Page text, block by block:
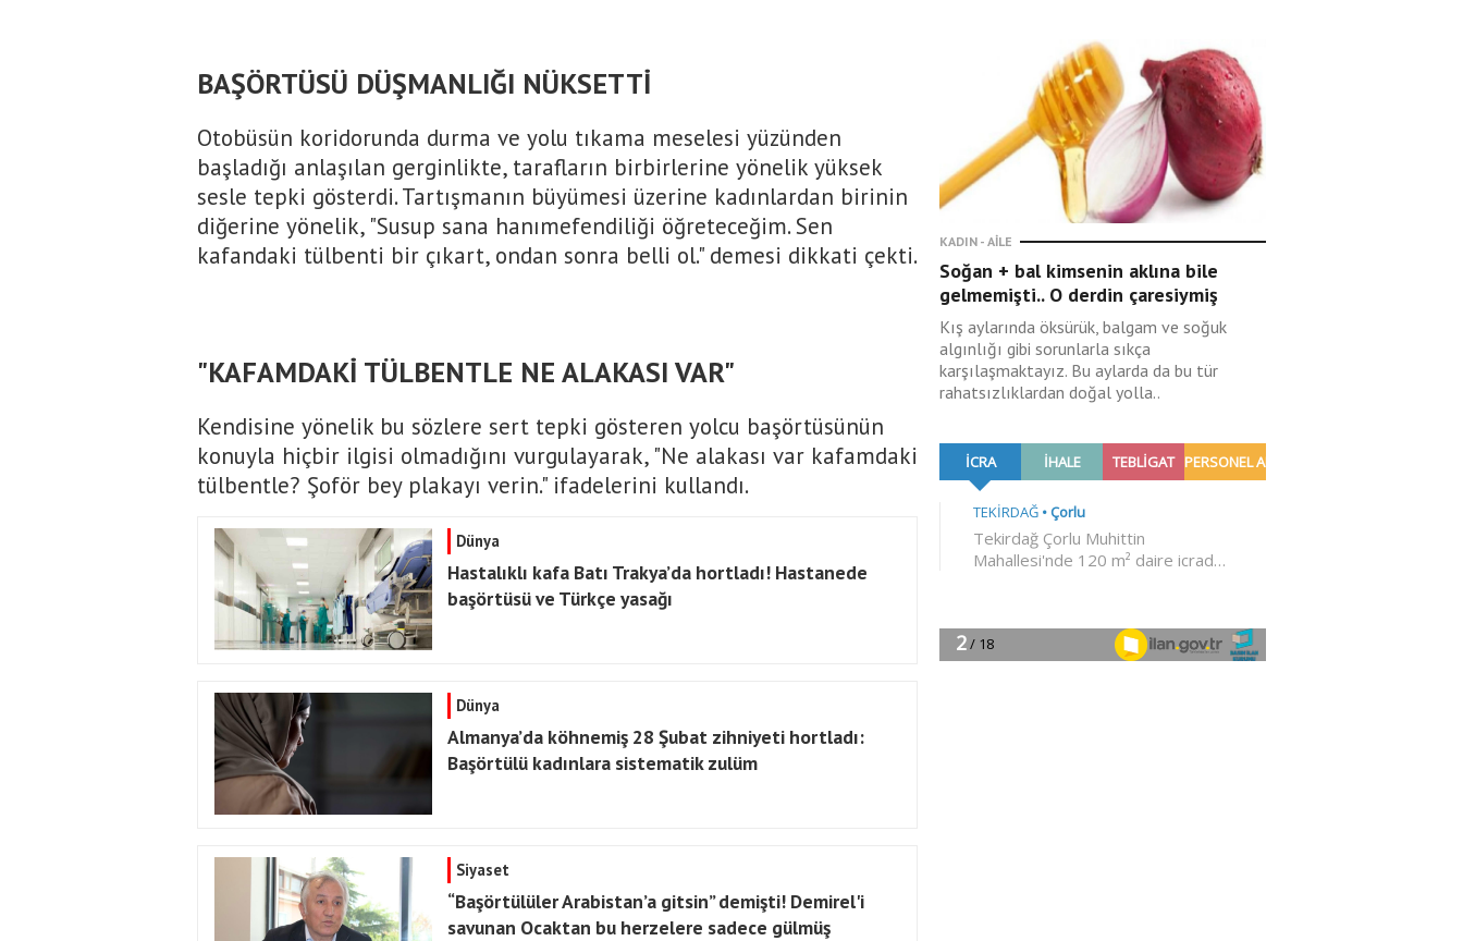
BAŞÖRTÜSÜ DÜŞMANLIĞI NÜKSETTİ
Otobüsün koridorunda durma ve yolu tıkama meselesi yüzünden
başladığı anlaşılan gerginlikte, tarafların birbirlerine yönelik yüksek
sesle tepki gösterdi. Tartışmanın büyümesi üzerine kadınlardan birinin
diğerine yönelik, "Susup sana hanımefendiliği öğreteceğim. Sen
kafandaki tülbenti bir çıkart, ondan sonra belli ol." demesi dikkati çekti.
"KAFAMDAKİ TÜLBENTLE NE ALAKASI VAR"
Kendisine yönelik bu sözlere sert tepki gösteren yolcu başörtüsünün
konuyla hiçbir ilgisi olmadığını vurgulayarak, "Ne alakası var kafamdaki
tülbentle? Şoför bey plakayı verin." ifadelerini kullandı.
Dünya
Hastalıklı kafa Batı Trakya’da hortladı! Hastanede
başörtüsü ve Türkçe yasağı
Dünya
Almanya’da köhnemiş 28 Şubat zihniyeti hortladı:
Başörtülü kadınlara sistematik zulüm
Siyaset
“Başörtülüler Arabistan’a gitsin” demişti! Demirel'i
savunan Ocaktan bu herzelere sadece gülmüş
KADIN - AILE
Soğan + bal kimsenin aklına bile
gelmemişti.. O derdin çaresiymiş
Kış aylarında öksürük, balgam ve soğuk
algınlığı gibi sorunlarla sıkça
karşılaşmaktayız. Bu aylarda da bu tür
rahatsızlıklardan doğal yolla..